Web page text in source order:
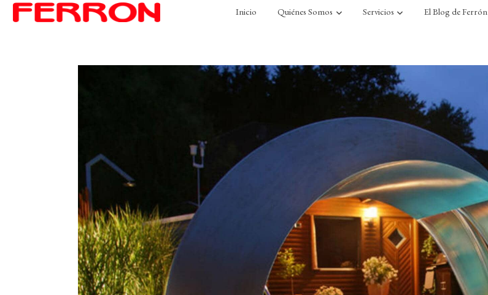
Inicio Quiénes Somos Servicios El Blog de Ferrón